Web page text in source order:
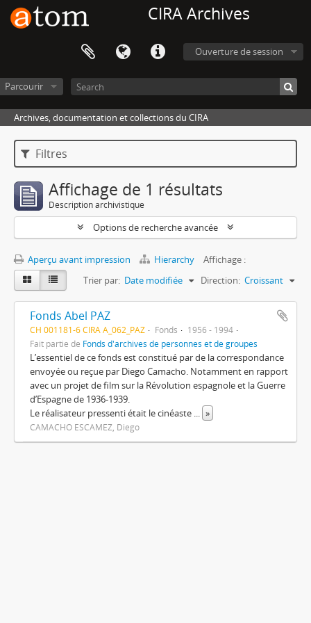
CIRA Archives
Ouverture de session
Parcourir
Archives, documentation et collections du CIRA
Filtres
Affichage de 1 résultats
Description archivistique
Options de recherche avancée
Aperçu avant impression Hierarchy
Affichage :
Trier par: Date modifiée Direction: Croissant
Fonds Abel PAZ
CH 001181-6 CIRA A_062_PAZ Fonds
1956 - 1994
Fait partie de Fonds d'archives de personnes et de groupes
L’essentiel de ce fonds est constitué par de la correspondance
envoyée ou reçue par Diego Camacho. Notamment en rapport
avec un projet de film sur la Révolution espagnole et la Guerre
d’Espagne de 1936-1939.
Le réalisateur pressenti était le cinéaste ... »
CAMACHO ESCAMEZ, Diego